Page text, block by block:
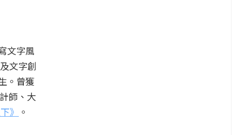
文字風
文字創
。曾獲
師、大
》 。